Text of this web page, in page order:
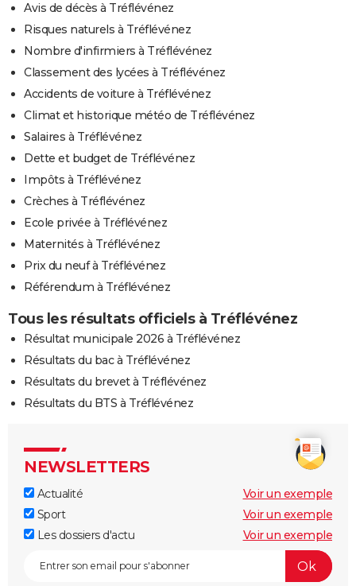
Avis de décès à Tréflévénez
Risques naturels à Tréflévénez
Nombre d'infirmiers à Tréflévénez
Classement des lycées à Tréflévénez
Accidents de voiture à Tréflévénez
Climat et historique météo de Tréflévénez
Salaires à Tréflévénez
Dette et budget de Tréflévénez
Impôts à Tréflévénez
Crèches à Tréflévénez
Ecole privée à Tréflévénez
Maternités à Tréflévénez
Prix du neuf à Tréflévénez
Référendum à Tréflévénez
Tous les résultats officiels à Tréflévénez
Résultat municipale 2026 à Tréflévénez
Résultats du bac à Tréflévénez
Résultats du brevet à Tréflévénez
Résultats du BTS à Tréflévénez
NEWSLETTERS
Actualité
Voir un exemple
Sport
Voir un exemple
Les dossiers d'actu
Voir un exemple